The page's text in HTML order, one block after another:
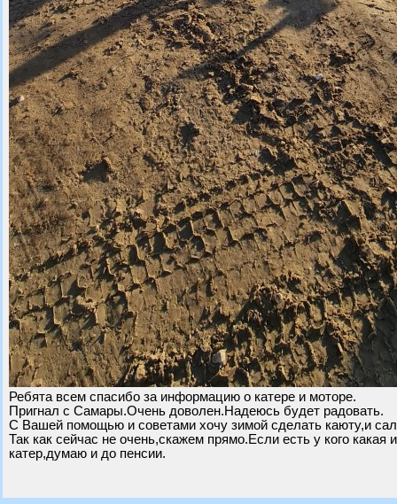
Ребята всем спасибо за информацию о катере и моторе.
Пригнал с Самары.Очень доволен.Надеюсь будет радовать.
С Вашей помощью и советами хочу зимой сделать каюту,и
Так как сейчас не очень,скажем прямо.Если есть у кого
катер,думаю и до пенсии.